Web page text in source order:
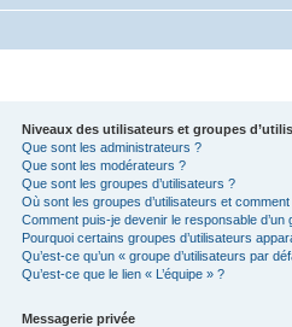
Niveaux des utilisateurs et groupes
Que sont les administrateurs ?
Que sont les modérateurs ?
Que sont les groupes d’utilisateurs ?
Où sont les groupes d’utilisateurs et
Comment puis-je devenir le responsable d’un
Pourquoi certains groupes d’utilisateurs
Qu’est-ce qu’un « groupe d’utilisateurs par
Qu’est-ce que le lien « L’équipe » ?
Messagerie privée